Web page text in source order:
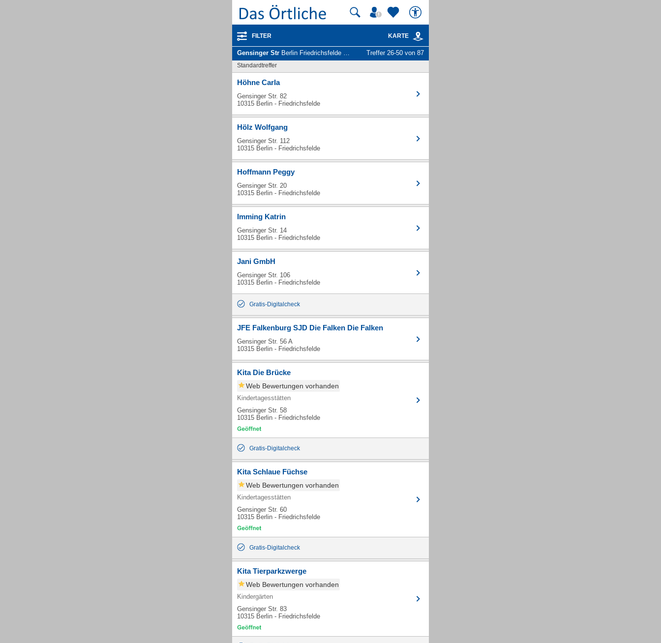
FILTER KARTE
Gensinger Str Berlin Friedrichsfelde - Unternehmen und Personen Treffer 26-50 von 87
Standardtreffer
Höhne Carla
Gensinger Str. 82
10315 Berlin - Friedrichsfelde
Hölz Wolfgang
Gensinger Str. 112
10315 Berlin - Friedrichsfelde
Hoffmann Peggy
Gensinger Str. 20
10315 Berlin - Friedrichsfelde
Imming Katrin
Gensinger Str. 14
10315 Berlin - Friedrichsfelde
Jani GmbH
Gensinger Str. 106
10315 Berlin - Friedrichsfelde
Gratis-Digitalcheck
JFE Falkenburg SJD Die Falken Die Falken
Gensinger Str. 56 A
10315 Berlin - Friedrichsfelde
Kita Die Brücke
Web Bewertungen vorhanden
Kindertagesstätten
Gensinger Str. 58
10315 Berlin - Friedrichsfelde
Gratis-Digitalcheck
Kita Schlaue Füchse
Web Bewertungen vorhanden
Kindertagesstätten
Gensinger Str. 60
10315 Berlin - Friedrichsfelde
Gratis-Digitalcheck
Kita Tierparkzwerge
Web Bewertungen vorhanden
Kindergärten
Gensinger Str. 83
10315 Berlin - Friedrichsfelde